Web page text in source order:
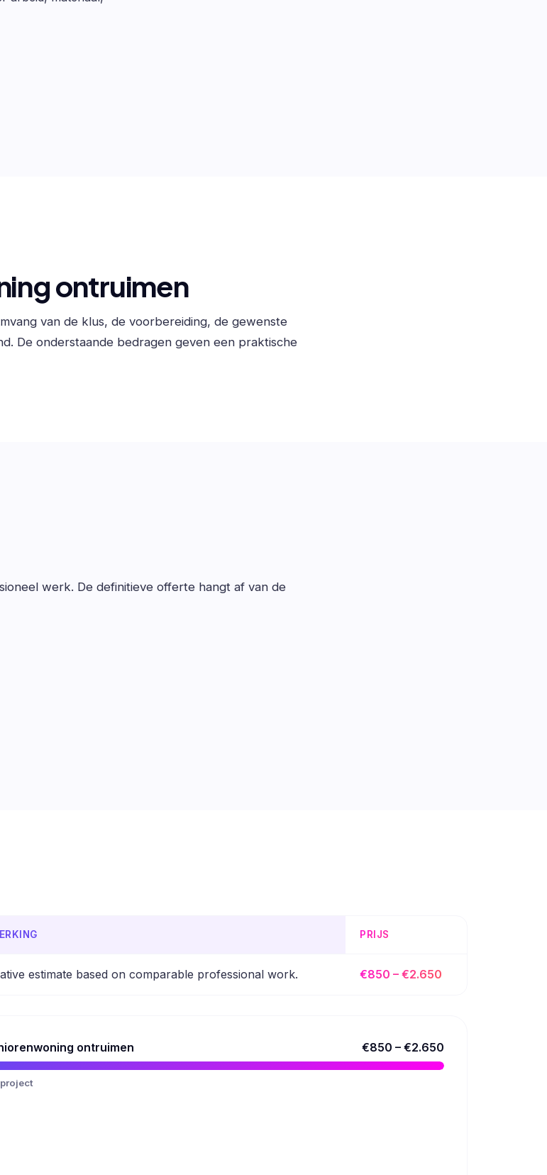
ontruimen
van de klus, de voorbereiding, de gewenste
De onderstaande bedragen geven een praktische
werk. De definitieve offerte hangt af van de
PRIJS
estimate based on comparable professional work. €850 – €2.650
ontruimen €850 – €2.650